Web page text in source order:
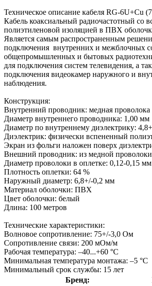
Техническое описание кабеля RG-6U+Cu
Кабель коаксиальный радиочастотный со
полиэтиленовой изоляцией в ПВХ
Является самым распространенным
подключения внутренних и межблочных
общепромышленных и бытовых
для подключения систем телевидения, а
подключения видеокамер наружного и
наблюдения.
Конструкция:
Внутренний проводник: медная проволока
Диаметр внутреннего проводника: 1,00 мм
Диаметр по внутреннему диэлектрику:
Диэлектрик: физически вспененный
Экран из фольги наложен поверх
Внешний проводник: из медной проволоки
Диаметр проволоки в оплетке: 0,12-0,15 мм
Плотность оплетки: 64 %
Наружный диаметр: 6,8+/-0,2 мм
Материал оболочки: ПВХ
Цвет оболочки: белый
Длина: 100 метров
Технические характеристики:
Волновое сопротивление: 75+/-3,0 Ом
Сопротивление связи: 200 мОм/м
Рабочая температура: –40...+60 °С
Минимальная температура монтажа: –5 °С
Минимальный срок службы: 15 лет
Бренд: